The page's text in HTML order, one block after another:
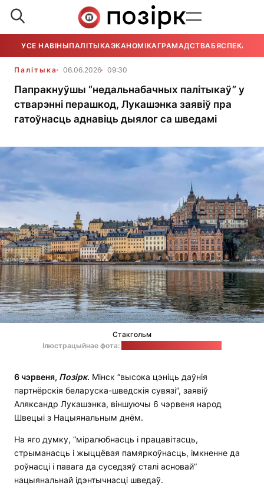
УСЕ НАВІНЫПАЛІТЫКАЭКАНОМІКАГРАМАДСТВАБЯСПЕКА
Палітыка 06.06.2026 09:30
Папракнуўшы “недальнабачных палітыкаў” у
стварэнні перашкод, Лукашэнка заявіў пра
гатоўнасць аднавіць дыялог са шведамі
Стакгольм
Ілюстрацыйнае фота:
6 чэрвеня, Позірк. Мінск “высока цэніць даўнія
партнёрскія беларуска-шведскія сувязі”, заявіў
Аляксандр Лукашэнка, віншуючы 6 чэрвеня народ
Швецыі з Нацыянальным днём.
На яго думку, “міралюбнасць і працавітасць,
стрыманасць і жыццёвая памяркоўнасць, імкненне да
роўнасці і павага да суседзяў сталі асновай”
нацыянальнай ідэнтычнасці шведаў.